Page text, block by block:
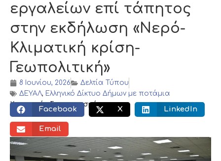
εργαλείων επί τάπητος
στην εκδήλωση «Νερό-
Κλιματική κρίση-
Γεωπολιτική»
8 Ιουνίου, 2026
Δελτία Τύπου
ΔΕΥΑΛ, Ελληνικό Δίκτυο Δήμων με ποτάμια
Κοινωνικός διαμοιρασμός:
Facebook X LinkedIn
Email